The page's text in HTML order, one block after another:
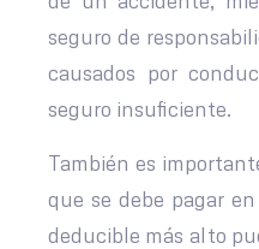
seguro de
causados por
seguro insuficiente.
También es
que se debe pagar
deducible más alto